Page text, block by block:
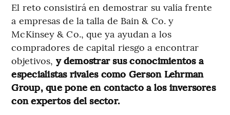
El reto consistirá en demostrar su valía frente
a empresas de la talla de Bain & Co. y
McKinsey & Co., que ya ayudan a los
compradores de capital riesgo a encontrar
objetivos, y demostrar sus conocimientos a
especialistas rivales como Gerson Lehrman
Group, que pone en contacto a los inversores
con expertos del sector.